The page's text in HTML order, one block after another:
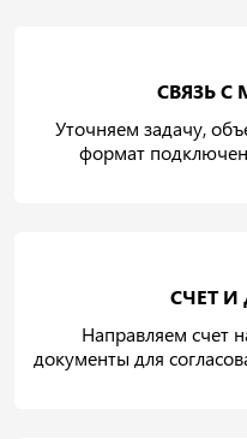
СВЯЗЬ
Уточняем задачу,
формат
СЧЕТ
Направляем счет
документы для